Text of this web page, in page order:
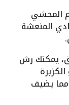
المحشي
المنعشة
يمكنك رش
مما يضيف